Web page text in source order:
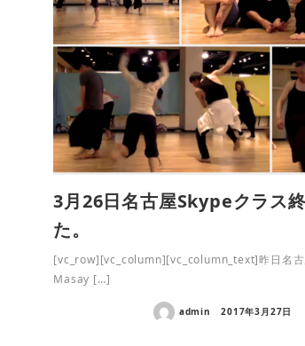
3月26日名古屋Skypeクラス
た。
[vc_row][vc_column][vc_column_text]昨日名古
Masay […]
admin 2017年3月27日